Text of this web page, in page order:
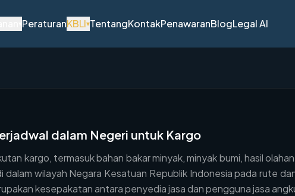
PeraturanKBLI▾TentangKontakPenawaranBlogLegal AI
dalam Negeri untuk Kargo
kargo, termasuk bahan bakar minyak, minyak bumi, hasil
dalam wilayah Negara Kesatuan Republik Indonesia pada rute
kesepakatan antara penyedia jasa dan pengguna jasa